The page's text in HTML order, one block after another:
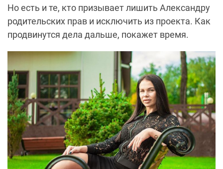
Но есть и те, кто призывает лишить Александру
родительских прав и исключить из проекта. Как
продвинутся дела дальше, покажет время.